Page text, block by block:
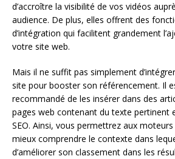
d’accroître la visibilité de vos vidéos
audience. De plus, elles offrent des
d’intégration qui facilitent grandement
votre site web.
Mais il ne suffit pas simplement
site pour booster son référencement. Il
recommandé de les insérer dans des
pages web contenant du texte pertinent
SEO. Ainsi, vous permettrez aux
mieux comprendre le contexte dans
d’améliorer son classement dans les